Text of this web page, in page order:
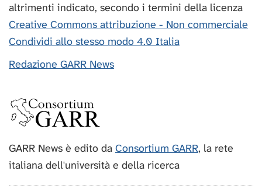
altrimenti indicato, secondo i termini della licenza
Creative Commons attribuzione - Non commerciale
Condividi allo stesso modo 4.0 Italia
Redazione GARR News
GARR News è edito da Consortium GARR, la rete
italiana dell'università e della ricerca